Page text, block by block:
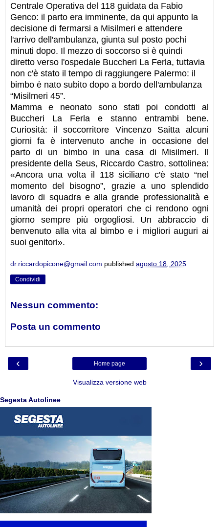
Centrale Operativa del 118 guidata da Fabio
Genco: il parto era imminente, da qui appunto la
decisione di fermarsi a Misilmeri e attendere
l'arrivo dell'ambulanza, giunta sul posto pochi
minuti dopo. Il mezzo di soccorso si è quindi
diretto verso l'ospedale Buccheri La Ferla, tuttavia
non c'è stato il tempo di raggiungere Palermo: il
bimbo è nato subito dopo a bordo dell'ambulanza
“Misilmeri 45”.
Mamma e neonato sono stati poi condotti al
Buccheri La Ferla e stanno entrambi bene.
Curiosità: il soccorritore Vincenzo Saitta alcuni
giorni fa è intervenuto anche in occasione del
parto di un bimbo in una casa di Misilmeri. Il
presidente della Seus, Riccardo Castro, sottolinea:
«Ancora una volta il 118 siciliano c'è stato “nel
momento del bisogno”, grazie a uno splendido
lavoro di squadra e alla grande professionalità e
umanità dei propri operatori che ci rendono ogni
giorno sempre più orgogliosi. Un abbraccio di
benvenuto alla vita al bimbo e i migliori auguri ai
suoi genitori».
dr.riccardopicone@gmail.com published agosto 18, 2025
Condividi
Nessun commento:
Posta un commento
‹ ›
Home page
Visualizza versione web
Segesta Autolinee